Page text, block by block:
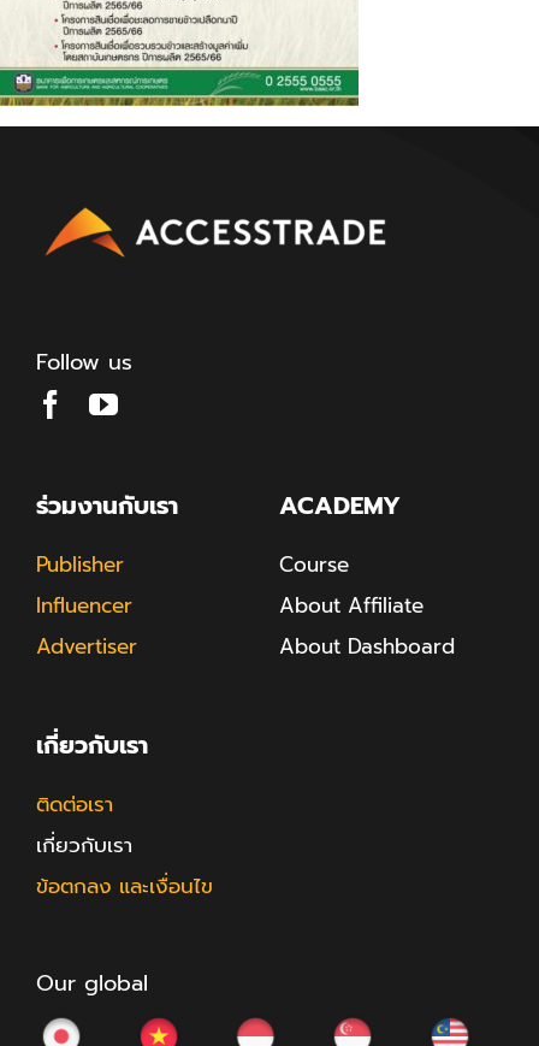
Follow us
ร่วมงานกับเรา
Publisher
Influencer
Advertiser
ACADEMY
Course
About Affiliate
About Dashboard
เกี่ยวกับเรา
ติดต่อเรา
เกี่ยวกับเรา
ข้อตกลง และเงื่อนไข
Our global